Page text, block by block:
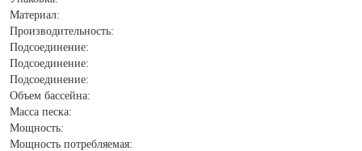
Материал:
Производительность:
Подсоединение:
Подсоединение:
Подсоединение:
Объем бассейна:
Масса песка:
Мощность:
Мощность потребляемая: